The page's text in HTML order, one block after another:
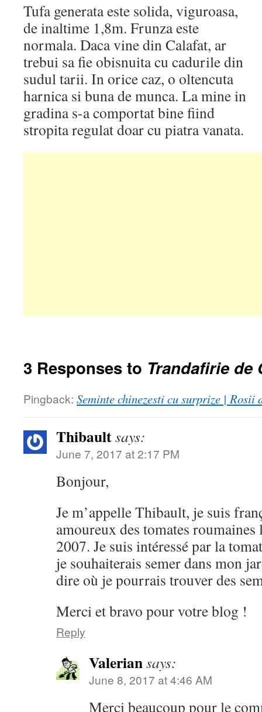
Tufa generata este solida, viguroasa,
de inaltime 1,8m. Frunza este
normala. Daca vine din Calafat, ar
trebui sa fie obisnuita cu cadurile din
sudul tarii. In orice caz, o oltencuta
harnica si buna de munca. La mine in
gradina s-a comportat bine fiind
stropita regulat doar cu piatra vanata.
3 Responses to Trandafirie de
Pingback: Seminte chinezesti cu surprize | Rosii
Thibaultsays:
June 7, 2017 at 2:17 PM
Bonjour,
Je m’appelle Thibault, je suis
amoureux des tomates roumaines
2007. Je suis intéressé par la
je souhaiterais semer dans mon
dire où je pourrais trouver des
Merci et bravo pour votre blog !
Reply
Valeriansays:
June 8, 2017 at 4:46 AM
Merci beaucoup pour le